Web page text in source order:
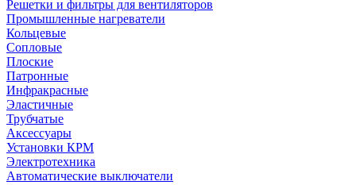
Решетки и фильтры для вентиляторов
Промышленные нагреватели
Кольцевые
Сопловые
Плоские
Патронные
Инфракрасные
Эластичные
Трубчатые
Аксессуары
Установки КРМ
Электротехника
Автоматические выключатели